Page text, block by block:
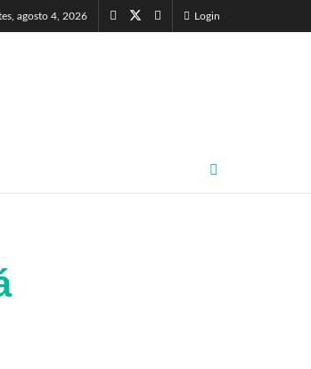
agosto 4, 2026 Login